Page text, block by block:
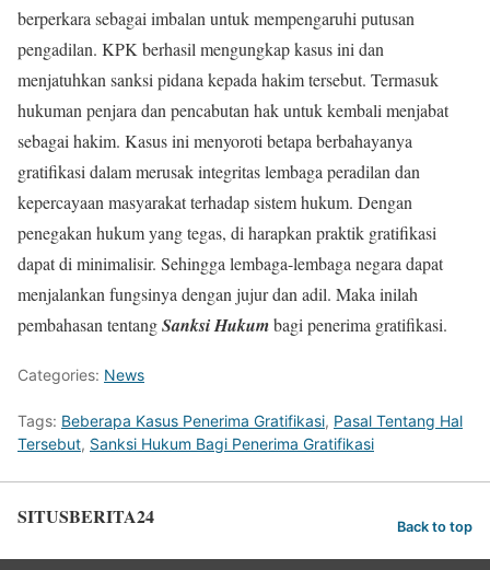
berperkara sebagai imbalan untuk mempengaruhi putusan
pengadilan. KPK berhasil mengungkap kasus ini dan
menjatuhkan sanksi pidana kepada hakim tersebut. Termasuk
hukuman penjara dan pencabutan hak untuk kembali menjabat
sebagai hakim. Kasus ini menyoroti betapa berbahayanya
gratifikasi dalam merusak integritas lembaga peradilan dan
kepercayaan masyarakat terhadap sistem hukum. Dengan
penegakan hukum yang tegas, di harapkan praktik gratifikasi
dapat di minimalisir. Sehingga lembaga-lembaga negara dapat
menjalankan fungsinya dengan jujur dan adil. Maka inilah
pembahasan tentangSanksi Hukumbagi penerima gratifikasi.
Categories: News
Tags: Beberapa Kasus Penerima Gratifikasi, Pasal Tentang Hal
Tersebut, Sanksi Hukum Bagi Penerima Gratifikasi
SITUSBERITA24 Back to top